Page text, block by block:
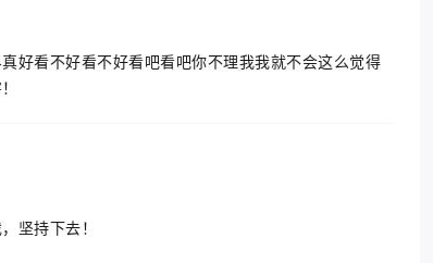
好看不好看不好看吧看吧你不理我我就不会这么觉得
坚持下去！